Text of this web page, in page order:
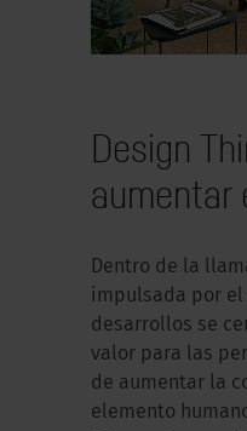
Design
aumentar
Dentro de la
impulsada por
desarrollos se
valor para las
de aumentar la
elemento